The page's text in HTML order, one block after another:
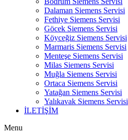
Dalaman Siemens Servisi
Fethiye Siemens Servisi
Göcek Siemens Servisi
Köyceğiz Siemens Servisi
Marmaris Siemens Servisi
Menteşe Siemens Servisi
Milas Siemens Servisi
Muğla Siemens Servisi
Ortaca Siemens Servisi
Yatağan Siemens Servisi
Yalıkavak Siemens Servisi
İLETİŞİM
Menu